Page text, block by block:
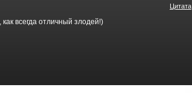
Цитата
всегда отличный злодей!)